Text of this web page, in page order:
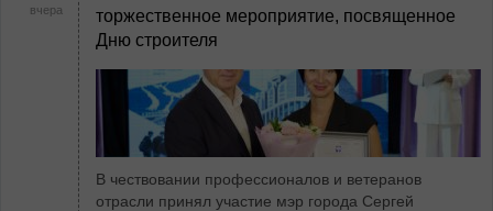
вчера
торжественное мероприятие, посвященное
Дню строителя
В чествовании профессионалов и ветеранов
отрасли принял участие мэр города Сергей